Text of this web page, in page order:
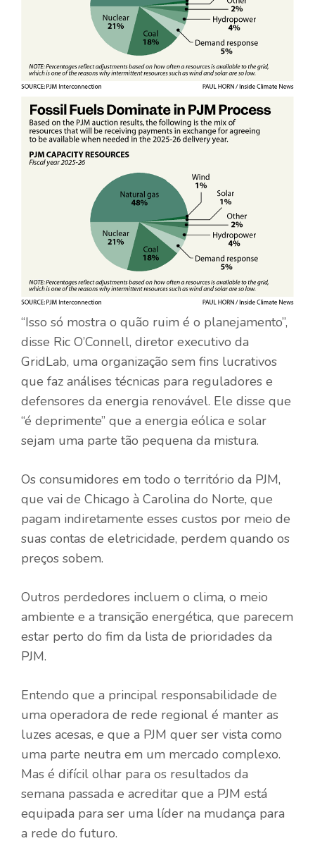
“Isso só mostra o quão ruim é o planejamento”,
disse Ric O’Connell, diretor executivo da
GridLab, uma organização sem fins lucrativos
que faz análises técnicas para reguladores e
defensores da energia renovável. Ele disse que
“é deprimente” que a energia eólica e solar
sejam uma parte tão pequena da mistura.
Os consumidores em todo o território da PJM,
que vai de Chicago à Carolina do Norte, que
pagam indiretamente esses custos por meio de
suas contas de eletricidade, perdem quando os
preços sobem.
Outros perdedores incluem o clima, o meio
ambiente e a transição energética, que parecem
estar perto do fim da lista de prioridades da
PJM.
Entendo que a principal responsabilidade de
uma operadora de rede regional é manter as
luzes acesas, e que a PJM quer ser vista como
uma parte neutra em um mercado complexo.
Mas é difícil olhar para os resultados da
semana passada e acreditar que a PJM está
equipada para ser uma líder na mudança para
a rede do futuro.